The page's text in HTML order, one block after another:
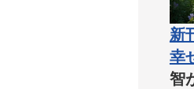
新
幸
智